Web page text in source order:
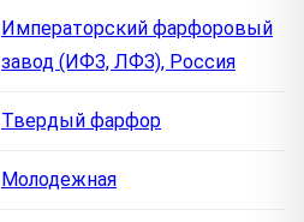
Императорский фарфоровый
завод (ИФЗ, ЛФЗ), Россия
Твердый фарфор
Молодежная